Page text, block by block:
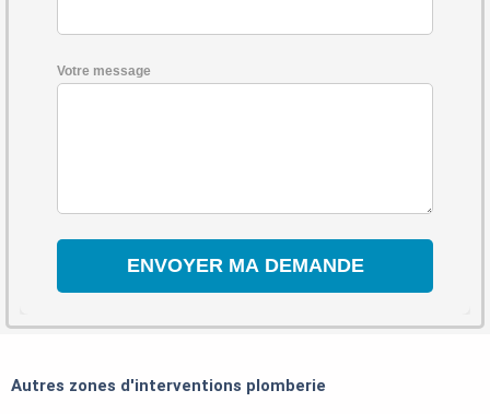
Votre message
Autres zones d'interventions plomberie